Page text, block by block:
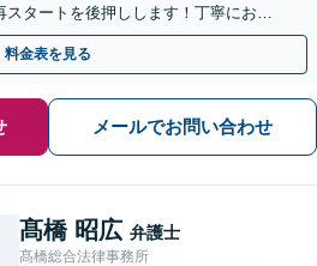
タートを後押しします！丁寧にお話
決へ【完全個室相談】
料金表を見る
メールでお問い合わせ
髙橋 昭広 弁護士
髙橋総合法律事務所